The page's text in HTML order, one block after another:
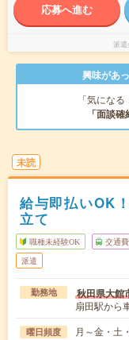
応募へ進む
派遣
興味があ
「気にな
「面談確
未読
給与即払いOK
立て
職種未経験OK 交通
派遣
勤務地 秋田県大館
扇田駅から
曜日頻度 月～金・土